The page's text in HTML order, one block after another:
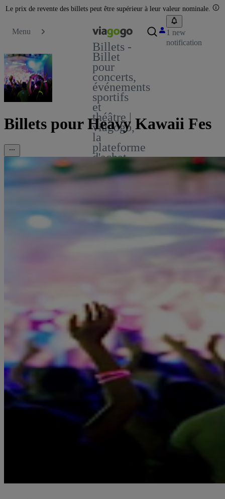
Le prix de revente des billets peut être supérieur à leur valeur nominale.
Menu
Billets -
Billet
pour
concerts,
événements
sportifs
et
théâtre |
viagogo,
la
plateforme
d'achat
vente
1 new
notification
Billets pour Heavy Kawaii Fes